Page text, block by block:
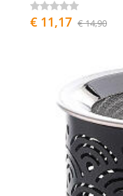
€ 11,17 € 14,90